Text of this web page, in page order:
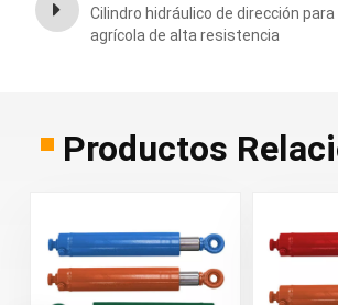
Cilindro hidráulico de dirección
agrícola de alta resistencia
Productos